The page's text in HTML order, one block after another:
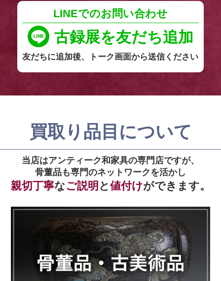
LINEでのお問い合わせ
古録展を友だち追加
友だちに追加後、トーク画面から送信ください
買取り品目について
当店はアンティーク和家具の専門店ですが、
骨董品も専門のネットワークを活かし
親切丁寧なご説明 と値付けができます。